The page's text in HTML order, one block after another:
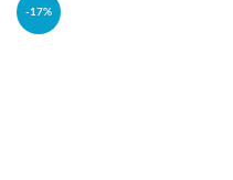
-17%